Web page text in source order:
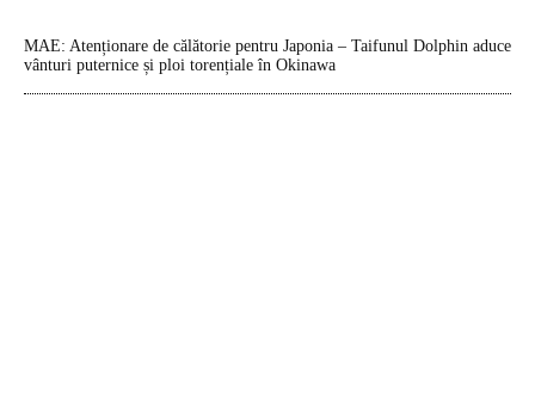
MAE: Atenționare de călătorie pentru Japonia – Taifunul Dolphin aduce
vânturi puternice și ploi torențiale în Okinawa